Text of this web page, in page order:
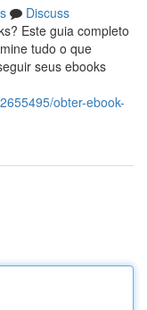
Discuss
Este guia completo
tudo o que
seus ebooks
obter-ebook-